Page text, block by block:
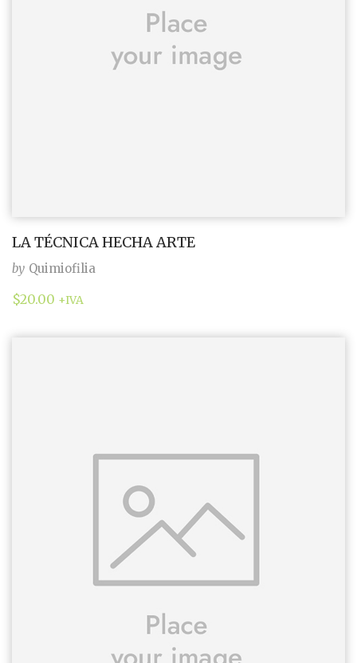
LA TÉCNICA HECHA ARTE
by Quimiofilia
$20.00 +IVA